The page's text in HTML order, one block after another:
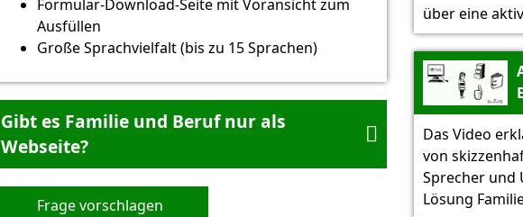
Formular-Download-Seite mit Voransicht zum
Ausfüllen
Große Sprachvielfalt (bis zu 15 Sprachen)
Gibt es Familie und Beruf nur als
Webseite?

Frage vorschlagen
über eine
Das Video
von
Sprecher und
Lösung